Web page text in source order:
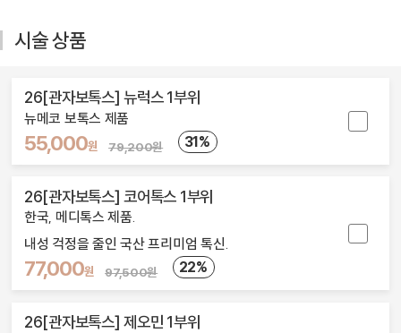
시술 상품
26[관자보톡스] 뉴럭스 1부위
뉴메코 보톡스 제품
55,000원 79,200원 31%
26[관자보톡스] 코어톡스 1부위
한국, 메디톡스 제품.
내성 걱정을 줄인 국산 프리미엄 톡신.
77,000원 97,500원 22%
26[관자보톡스] 제오민 1부위